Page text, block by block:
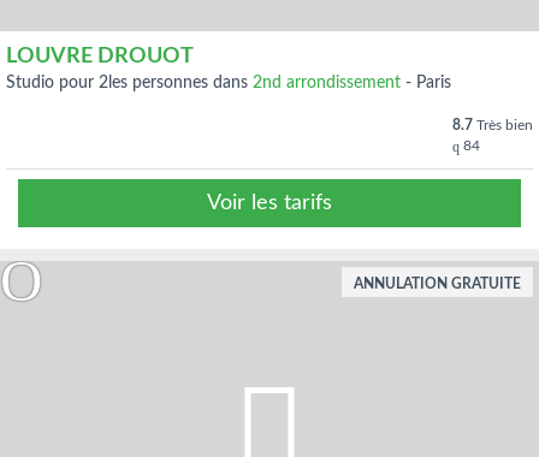
LOUVRE DROUOT
studio pour 2les personnes dans 2nd arrondissement - Paris
8.7 Très bien
84
Voir les tarifs
ANNULATION GRATUITE